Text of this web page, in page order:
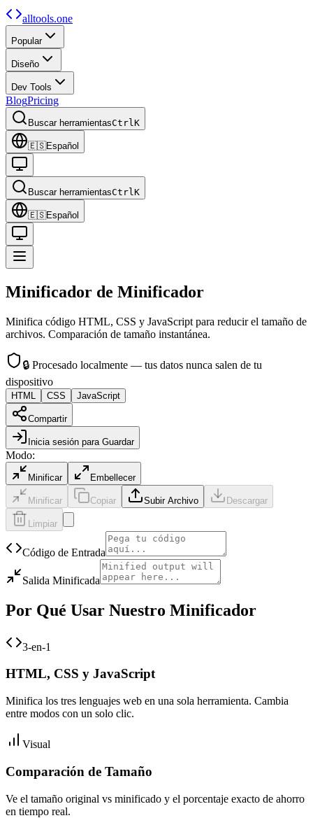
alltools.one
Popular
Diseño
Dev Tools
BlogPricing
Buscar herramientasCtrlK
🇪🇸Español
Buscar herramientasCtrlK
🇪🇸Español
Minificador de Minificador
Minifica código HTML, CSS y JavaScript para reducir el tamaño de
archivos. Comparación de tamaño instantánea.
🔒 Procesado localmente — tus datos nunca salen de tu
dispositivo
HTML CSS JavaScript
Compartir
Inicia sesión para Guardar
Modo:
Minificar Embellecer
Minificar Copiar Subir Archivo Descargar
Limpiar
Código de Entrada
Salida Minificada
Por Qué Usar Nuestro Minificador
3-en-1
HTML, CSS y JavaScript
Minifica los tres lenguajes web en una sola herramienta. Cambia
entre modos con un solo clic.
Visual
Comparación de Tamaño
Ve el tamaño original vs minificado y el porcentaje exacto de ahorro
en tiempo real.